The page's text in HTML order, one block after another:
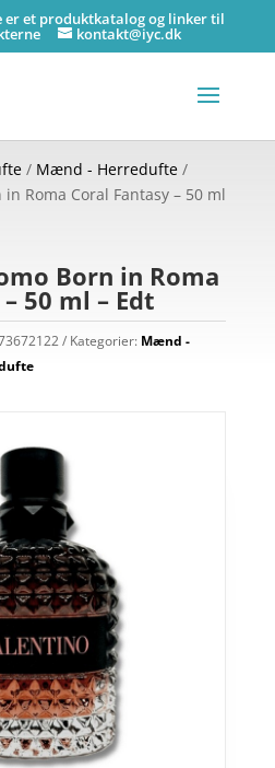
er et produktkatalog og linker til
kontakt@iyc.dk
/ Mænd - Herredufte/
Roma Coral Fantasy – 50 ml
Born in Roma
50 ml – Edt
Kategorier: Mænd -